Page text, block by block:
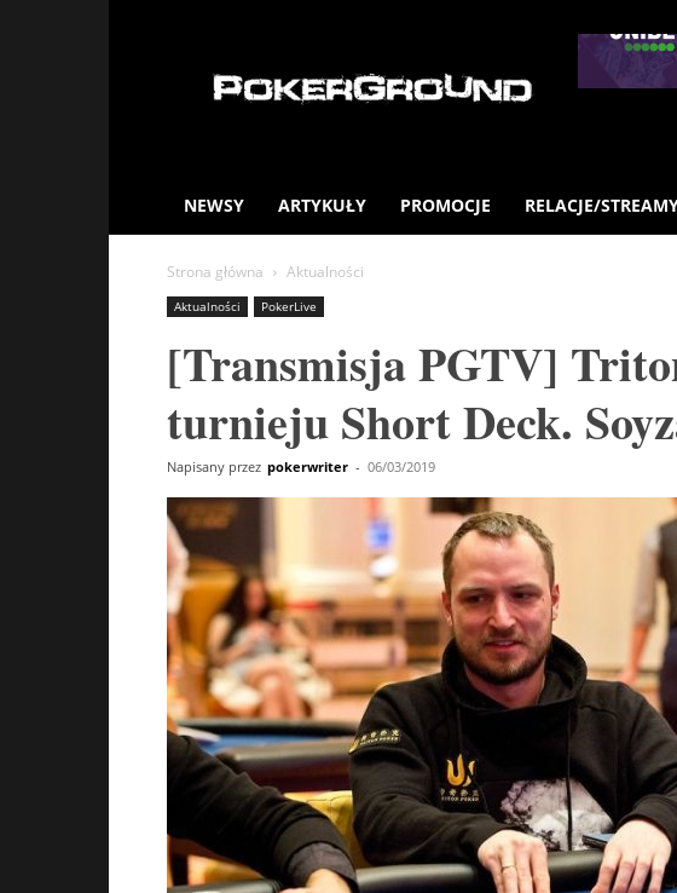
NEWSY ARTYKUŁY PROMOCJE RELACJE/
Strona główna Aktualności
Aktualności PokerLive
[Transmisja PGTV]
turnieju Short Deck.
Napisany przez pokerwriter - 06/03/2019